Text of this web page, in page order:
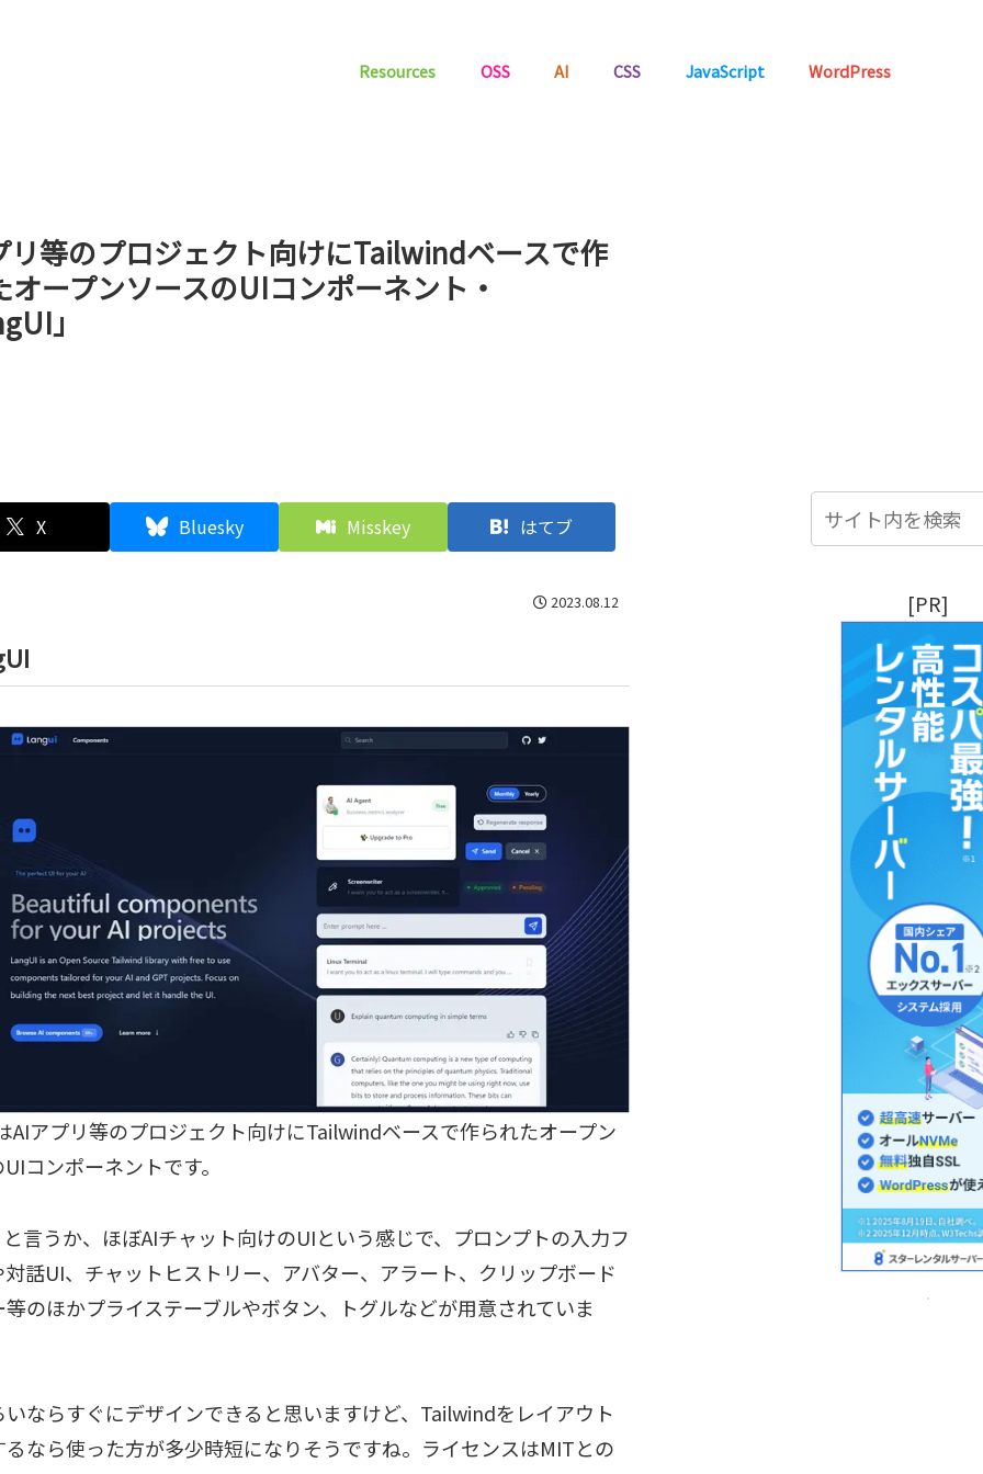
Resources OSS AI CSS JavaScript WordPress
[PR]
リ等のプロジェクト向けにTailwindベースで作
オープンソースのUIコンポーネント・
」
X Bluesky Misskey はてブ
2023.08.12
AIアプリ等のプロジェクト向けにTailwindベースで作られたオープン
コンポーネントです。
言うか、ほぼAIチャット向けのUIという感じで、プロンプトの入力フ
話UI、チャットヒストリー、アバター、アラート、クリップボード
のほかプライステーブルやボタン、トグルなどが用意されていま
ならすぐにデザインできると思いますけど、Tailwindをレイアウト
るなら使った方が多少時短になりそうですね。ライセンスはMITとの